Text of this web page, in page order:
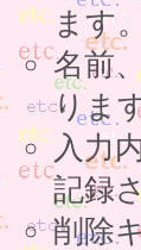
ます。
名前
りま
入力
記録
削除